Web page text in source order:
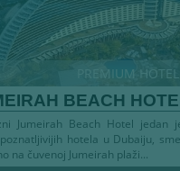
PREMIUM HOTELI
BEACH
Jumeirah Beach Hotel jedan
hotela u Dubaiju,
na čuvenoj Jumeirah plaži...